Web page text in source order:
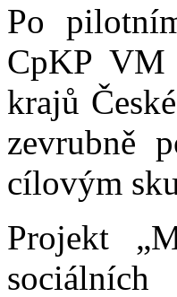
Po
CpKP VM
krajů
zevrubně
cílovým
Projekt